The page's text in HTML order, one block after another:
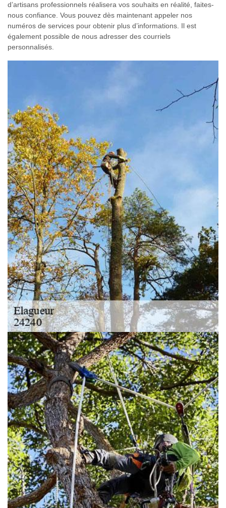
d’artisans professionnels réalisera vos souhaits en réalité, faites-
nous confiance. Vous pouvez dès maintenant appeler nos
numéros de services pour obtenir plus d’informations. Il est
également possible de nous adresser des courriels
personnalisés.